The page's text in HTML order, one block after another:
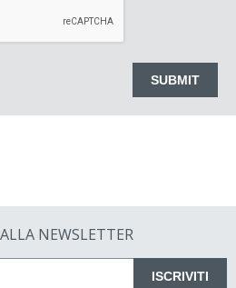
NEWSLETTER
ISCRIVITI